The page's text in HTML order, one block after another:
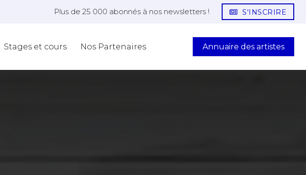
Plus de 25 000 abonnés à nos newsletters ! S'INSCRIRE
Stages et cours Nos Partenaires Annuaire des artistes